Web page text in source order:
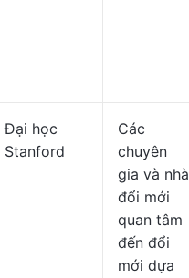
Đại học
Stanford
Các
chuyên
gia và nhà
đổi mới
quan tâm
đến đổi
mới dựa